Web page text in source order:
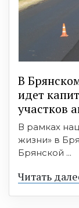
В
идет
участков
В рамках
жизни» в
Брянской ...
Читать